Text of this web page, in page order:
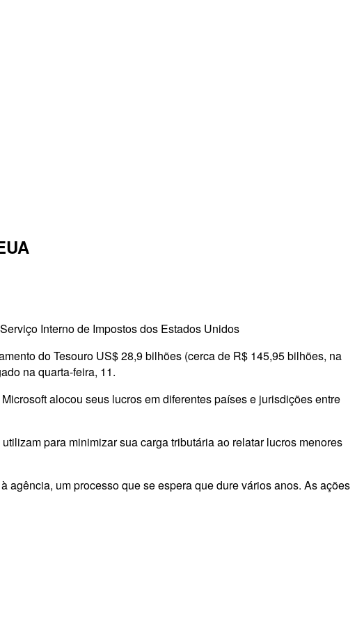
Interno de Impostos dos Estados Unidos
do Tesouro US$ 28,9 bilhões (cerca de R$ 145,95 bilhões, na
na quarta-feira, 11.
alocou seus lucros em diferentes países e jurisdições entre
para minimizar sua carga tributária ao relatar lucros menores
um processo que se espera que dure vários anos. As ações